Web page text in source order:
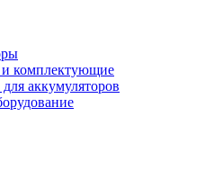
и комплектующие
аккумуляторов